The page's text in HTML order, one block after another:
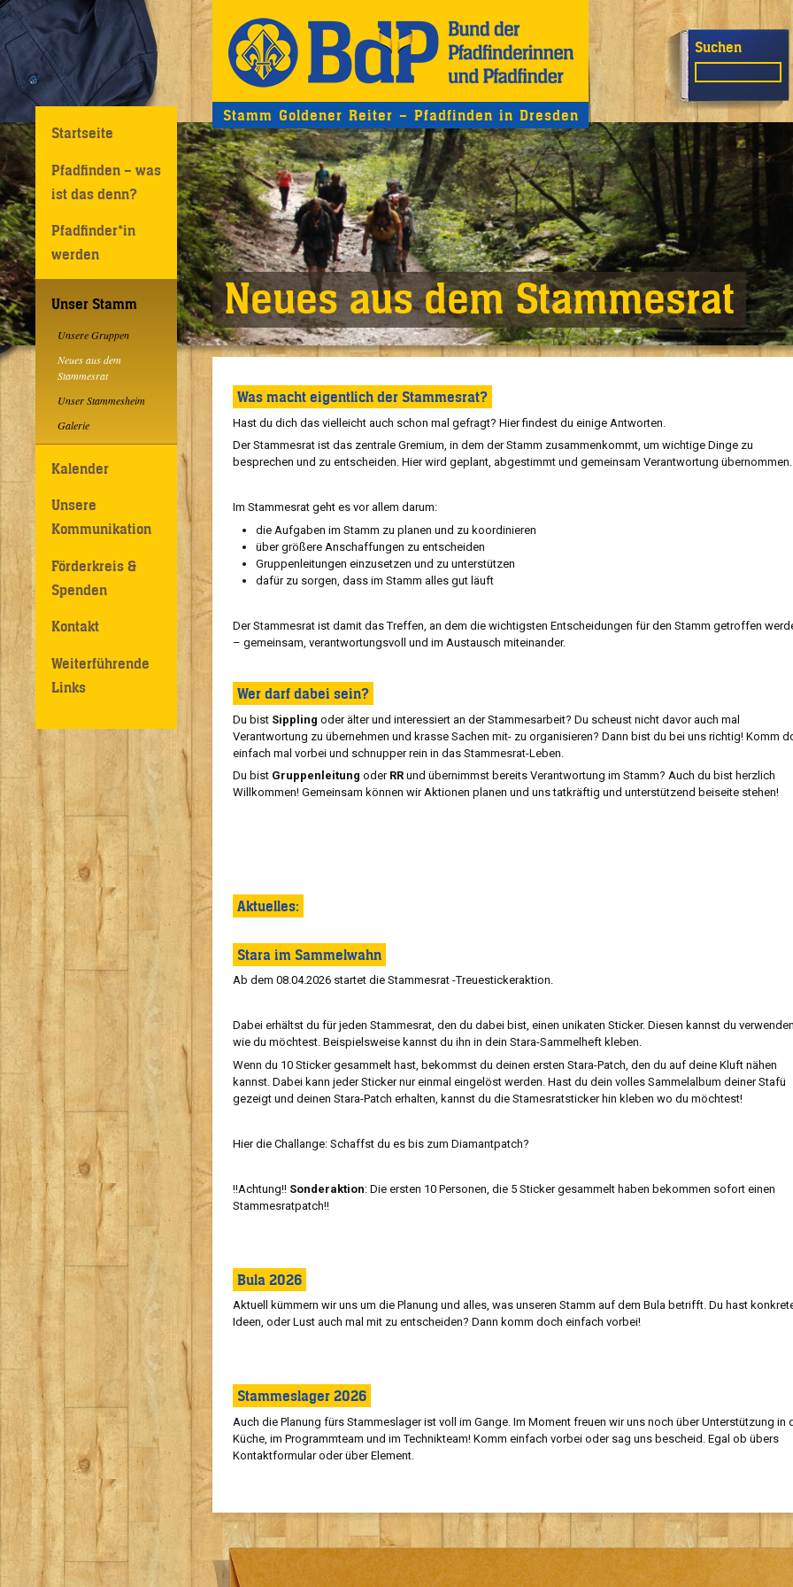
Stamm Goldener Reiter – Pfadfinden in Dresden
Suchen
Startseite
Pfadfinden – was
ist das denn?
Pfadfinder*in
werden
Unser Stamm
Unsere Gruppen
Neues aus dem
Stammesrat
Unser Stammesheim
Galerie
Kalender
Unsere
Kommunikation
Förderkreis &
Spenden
Kontakt
Weiterführende
Links
Neues aus dem Stammesrat
Was macht eigentlich der Stammesrat?
Hast du dich das vielleicht auch schon mal gefragt? Hier findest du einige Antworten.
Der Stammesrat ist das zentrale Gremium, in dem der Stamm zusammenkommt, um wichtige Dinge zu
besprechen und zu entscheiden. Hier wird geplant, abgestimmt und gemeinsam Verantwortung übernommen.
Im Stammesrat geht es vor allem darum:
die Aufgaben im Stamm zu planen und zu koordinieren
über größere Anschaffungen zu entscheiden
Gruppenleitungen einzusetzen und zu unterstützen
dafür zu sorgen, dass im Stamm alles gut läuft
Der Stammesrat ist damit das Treffen, an dem die wichtigsten Entscheidungen für den Stamm getroffen
– gemeinsam, verantwortungsvoll und im Austausch miteinander.
Wer darf dabei sein?
Du bist Sippling oder älter und interessiert an der Stammesarbeit? Du scheust nicht davor auch mal
Verantwortung zu übernehmen und krasse Sachen mit- zu organisieren? Dann bist du bei uns richtig! Komm
einfach mal vorbei und schnupper rein in das Stammesrat-Leben.
Du bist Gruppenleitung oder RR und übernimmst bereits Verantwortung im Stamm? Auch du bist herzlich
Willkommen! Gemeinsam können wir Aktionen planen und uns tatkräftig und unterstützend beiseite stehen!
Aktuelles:
Stara im Sammelwahn
Ab dem 08.04.2026 startet die Stammesrat -Treuestickeraktion.
Dabei erhältst du für jeden Stammesrat, den du dabei bist, einen unikaten Sticker. Diesen kannst du
wie du möchtest. Beispielsweise kannst du ihn in dein Stara-Sammelheft kleben.
Wenn du 10 Sticker gesammelt hast, bekommst du deinen ersten Stara-Patch, den du auf deine Kluft nähen
kannst. Dabei kann jeder Sticker nur einmal eingelöst werden. Hast du dein volles Sammelalbum deiner Stafü
gezeigt und deinen Stara-Patch erhalten, kannst du die Stamesratsticker hin kleben wo du möchtest!
Hier die Challange: Schaffst du es bis zum Diamantpatch?
!!Achtung!! Sonderaktion: Die ersten 10 Personen, die 5 Sticker gesammelt haben bekommen sofort einen
Stammesratpatch!!
Bula 2026
Aktuell kümmern wir uns um die Planung und alles, was unseren Stamm auf dem Bula betrifft. Du hast
Ideen, oder Lust auch mal mit zu entscheiden? Dann komm doch einfach vorbei!
Stammeslager 2026
Auch die Planung fürs Stammeslager ist voll im Gange. Im Moment freuen wir uns noch über Unterstützung in
Küche, im Programmteam und im Technikteam! Komm einfach vorbei oder sag uns bescheid. Egal ob übers
Kontaktformular oder über Element.